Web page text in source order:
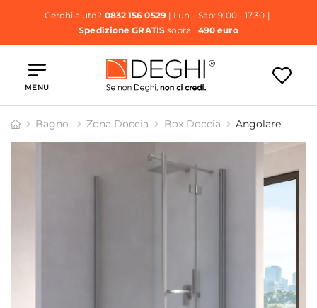
Cerchi aiuto? 0832 156 0529| Lun - Sab: 9.00 - 17.30 |
Spedizione GRATISsopra i 490 euro
MENU
Bagno Zona Doccia Box Doccia Angolare